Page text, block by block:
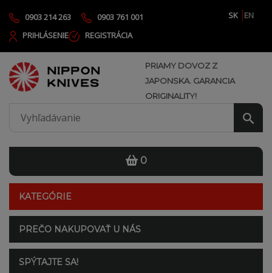
0903 214 263 0903 761 001 SK
EN
PRIHLÁSENIE
REGISTRÁCIA
PRIAMY DOVOZ Z
JAPONSKA. GARANCIA
ORIGINALITY!
0
KATEGÓRIE
PREČO NAKUPOVAŤ U NÁS
SPÝTAJTE SA!